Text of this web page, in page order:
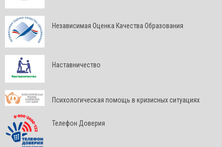
Независимая Оценка Качества Образования
Наставничество
Психологическая помощь в кризисных ситуациях
Телефон Доверия